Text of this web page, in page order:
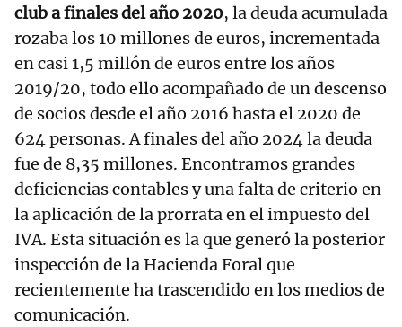
club a finales del año 2020, la deuda acumulada
rozaba los 10 millones de euros, incrementada
en casi 1,5 millón de euros entre los años
2019/20, todo ello acompañado de un descenso
de socios desde el año 2016 hasta el 2020 de
624 personas. A finales del año 2024 la deuda
fue de 8,35 millones. Encontramos grandes
deficiencias contables y una falta de criterio en
la aplicación de la prorrata en el impuesto del
IVA. Esta situación es la que generó la posterior
inspección de la Hacienda Foral que
recientemente ha trascendido en los medios de
comunicación.